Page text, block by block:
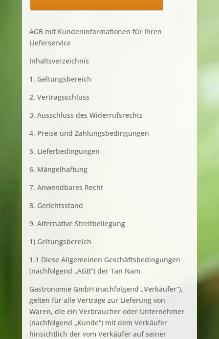
AGB mit Kundeninformationen für Ihren
Lieferservice
Inhaltsverzeichnis
1. Geltungsbereich
2. Vertragsschluss
3. Ausschluss des Widerrufsrechts
4. Preise und Zahlungsbedingungen
5. Lieferbedingungen
6. Mängelhaftung
7. Anwendbares Recht
8. Gerichtsstand
9. Alternative Streitbeilegung
1) Geltungsbereich
1.1 Diese Allgemeinen Geschäftsbedingungen
(nachfolgend „AGB“) der Tan Nam
Gastronomie GmbH (nachfolgend „Verkäufer“),
gelten für alle Verträge zur Lieferung von
Waren, die ein Verbraucher oder Unternehmer
(nachfolgend „Kunde“) mit dem Verkäufer
hinsichtlich der vom Verkäufer auf seiner